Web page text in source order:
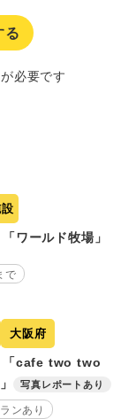
る
必要です
ワールド牧場」
で
大阪府
「cafe two two
写真レポートあり
ンあり